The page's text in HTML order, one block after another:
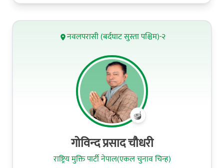
नवलपरासी (बर्दघाट सुस्ता पश्चिम)-२
गोविन्‍द प्रसाद चौधरी
राष्ट्रिय मुक्ति पार्टी नेपाल(एकल चुनाव चिन्ह)